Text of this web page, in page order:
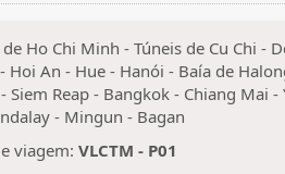
de Ho Chi Minh - Túneis de Cu Chi -
- Hoi An - Hue- Hanói - Baía de
- Siem Reap- Bangkok- Chiang Mai -
- Mingun - Bagan
viagem: VLCTM - P01